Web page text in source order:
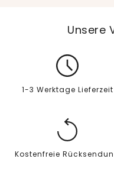
Unsere
1-3 Werktage Lieferzeit
Kostenfreie